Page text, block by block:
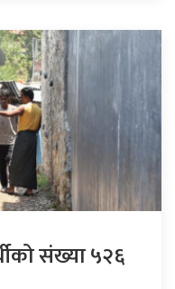
संख्या ५२६